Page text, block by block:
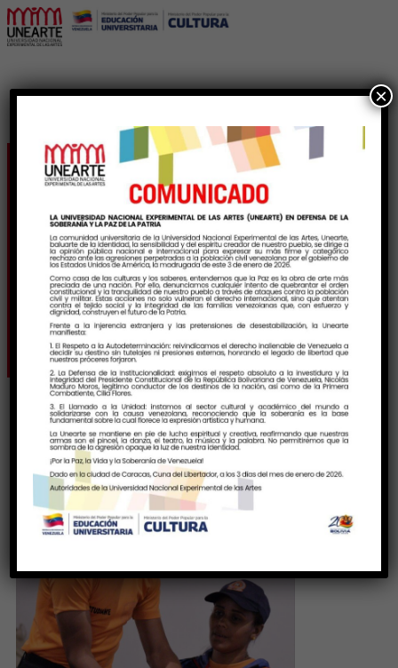
Unearte y Protección
Civil fortalecen la
cultura preventiva
institucional
×